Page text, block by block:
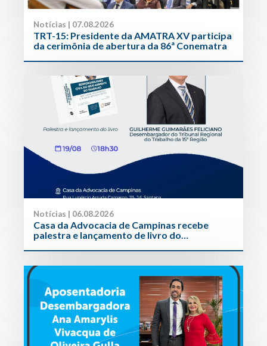
Notícias | 07.08.2026
TRT-15: Presidente da AMATRA XV participa
da cerimônia de abertura da 86ª Conematra
Notícias | 06.08.2026
Casa da Advocacia de Campinas recebe
palestra e lançamento de livro do